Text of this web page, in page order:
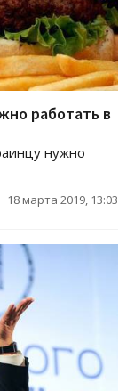
работать в
нужно
18 марта 2019, 13:03